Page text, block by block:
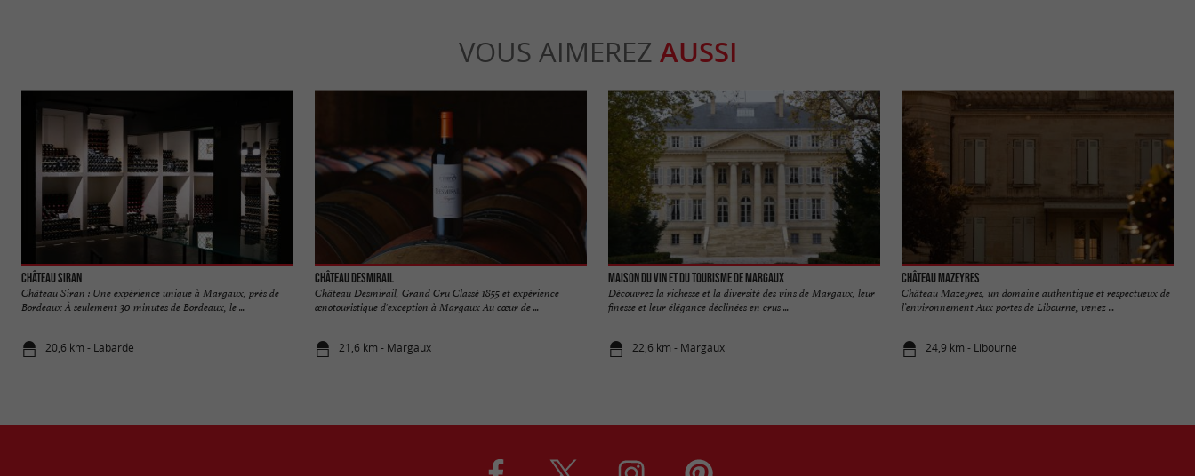
VOUS AIMEREZ AUSSI
Château Siran
Château Siran : Une expérience unique à Margaux, près de
Bordeaux À seulement 30 minutes de Bordeaux, le ...
20,6 km - Labarde
Château Desmirail
Château Desmirail, Grand Cru Classé 1855 et expérience
œnotouristique d'exception à Margaux Au cœur de ...
21,6 km - Margaux
Maison du Vin et du Tourisme de MARGAUX
Découvrez la richesse et la diversité des vins de Margaux, leur
finesse et leur élégance déclinées en crus ...
22,6 km - Margaux
Château Mazeyres
Château Mazeyres, un domaine authentique et respectueux de
l’environnement Aux portes de Libourne, venez ...
24,9 km - Libourne